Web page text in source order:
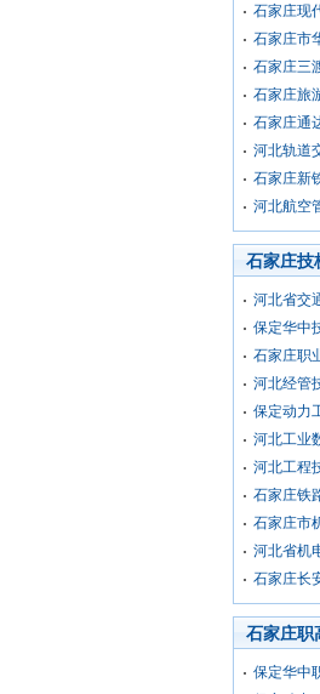
石家庄现
石家庄市
石家庄三
石家庄旅
石家庄通
河北轨道
石家庄新
河北航空
石家庄技
河北省交
保定华中
石家庄职
河北经管
保定动力
河北工业
河北工程
石家庄铁
石家庄市
河北省机
石家庄长
石家庄职
保定华中